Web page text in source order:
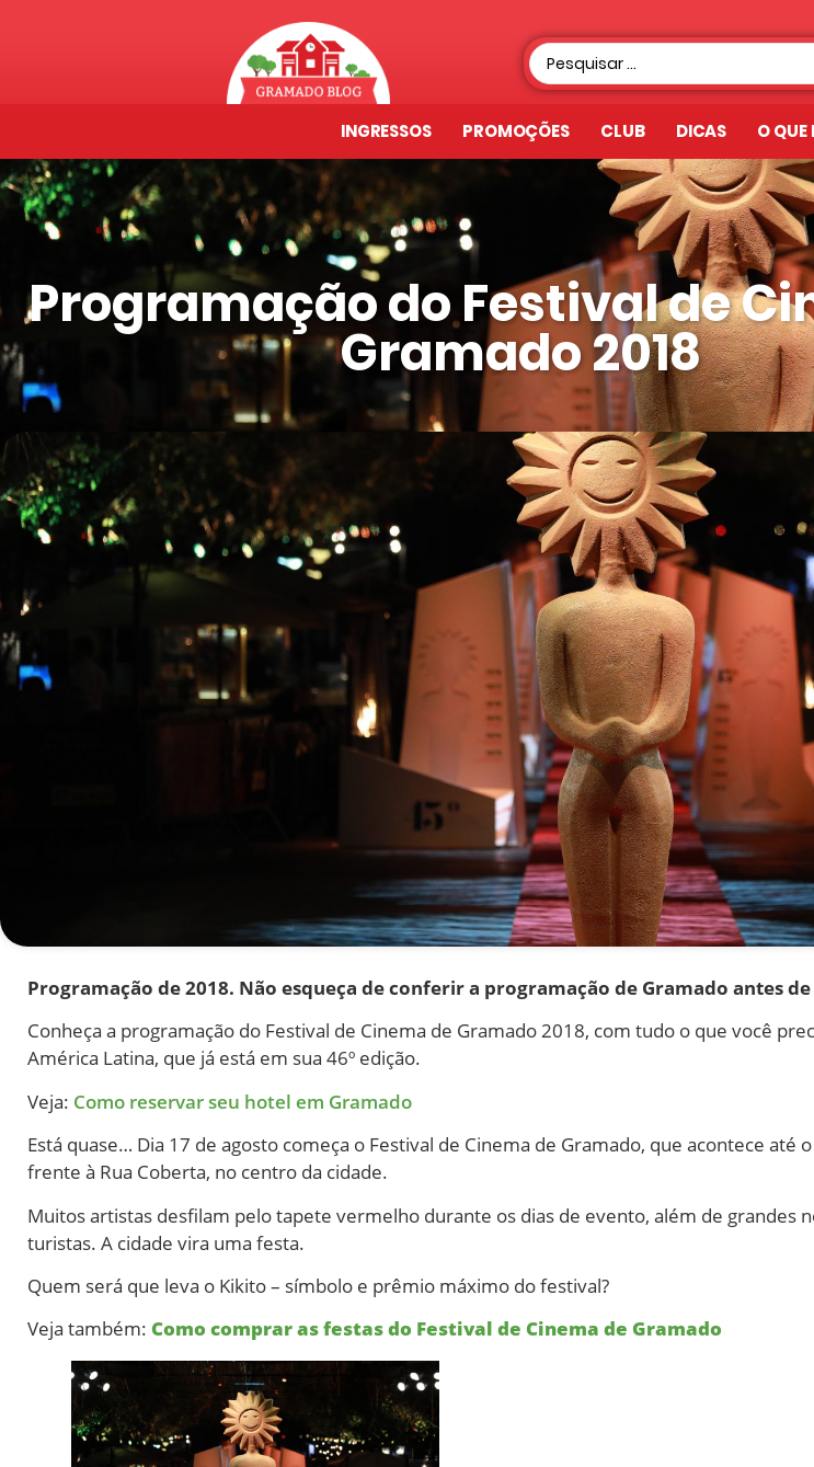
INGRESSOS PROMOÇÕES CLUB DICAS O QUE
Programação do Festival de
Gramado 2018
Programação de 2018. Não esqueça de conferir a programação de Gramado antes
Conheça a programação do Festival de Cinema de Gramado 2018, com tudo o que você
América Latina, que já está em sua 46º edição.
Veja: Como reservar seu hotel em Gramado
Está quase… Dia 17 de agosto começa o Festival de Cinema de Gramado, que acontece até
frente à Rua Coberta, no centro da cidade.
Muitos artistas desfilam pelo tapete vermelho durante os dias de evento, além de grandes
turistas. A cidade vira uma festa.
Quem será que leva o Kikito – símbolo e prêmio máximo do festival?
Veja também: Como comprar as festas do Festival de Cinema de Gramado